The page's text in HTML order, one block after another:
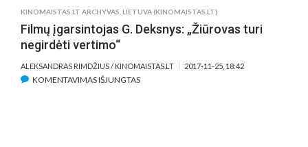
KINOMAISTAS.LT ARCHYVAS LIETUVA (KINOMAISTAS.LT)
Filmų įgarsintojas G. Deksnys: „Žiūrovas turi
negirdėti vertimo“
ALEKSANDRAS RIMDŽIUS / KINOMAISTAS.LT 2017-11-25, 18:42
KOMENTAVIMAS IŠJUNGTASĮRAŠE